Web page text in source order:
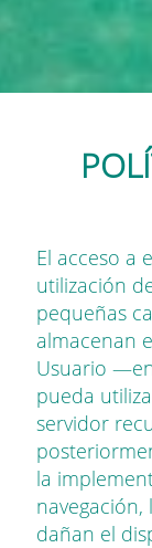
El acceso a
utilización
pequeñas
almacenan
Usuario
pueda
servidor
la
navegación,
dañan el